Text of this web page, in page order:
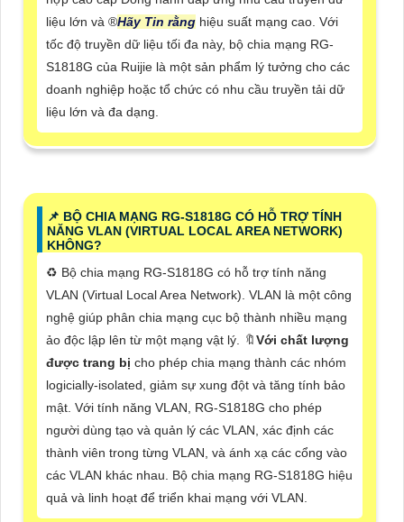
liệu lớn và ®️Hãy Tin rằng hiệu suất mạng cao. Với
tốc độ truyền dữ liệu tối đa này, bộ chia mạng RG-
S1818G của Ruijie là một sản phẩm lý tưởng cho các
doanh nghiệp hoặc tổ chức có nhu cầu truyền tải dữ
liệu lớn và đa dạng.
📌 BỘ CHIA MẠNG RG-S1818G CÓ HỖ TRỢ TÍNH
NĂNG VLAN (VIRTUAL LOCAL AREA NETWORK)
KHÔNG?
♻️ Bộ chia mạng RG-S1818G có hỗ trợ tính năng
VLAN (Virtual Local Area Network). VLAN là một công
nghệ giúp phân chia mạng cục bộ thành nhiều mạng
ảo độc lập lên từ một mạng vật lý. 🔖Với chất lượng
được trang bị cho phép chia mạng thành các nhóm
logicially-isolated, giảm sự xung đột và tăng tính bảo
mật. Với tính năng VLAN, RG-S1818G cho phép
người dùng tạo và quản lý các VLAN, xác định các
thành viên trong từng VLAN, và ánh xạ các cổng vào
các VLAN khác nhau. Bộ chia mạng RG-S1818G hiệu
quả và linh hoạt để triển khai mạng với VLAN.